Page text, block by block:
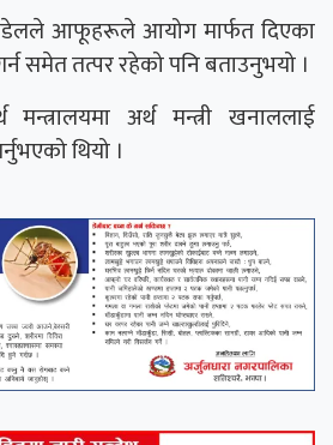
पौडेलले आफूहरूले आयोग मार्फत दिएका
समेत तत्पर रहेको पनि बताउनुभयो ।
अर्थ मन्त्री खनाललाई
थियो ।